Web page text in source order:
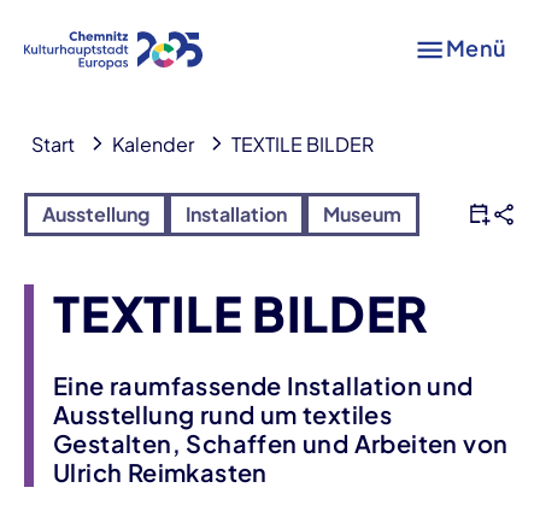
Menü
Start Kalender TEXTILE BILDER
Ausstellung Installation Museum
TEXTILE BILDER
Eine raumfassende Installation und
Ausstellung rund um textiles
Gestalten, Schaffen und Arbeiten von
Ulrich Reimkasten